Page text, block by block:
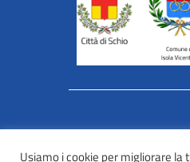
Usiamo i cookie per migliorare la